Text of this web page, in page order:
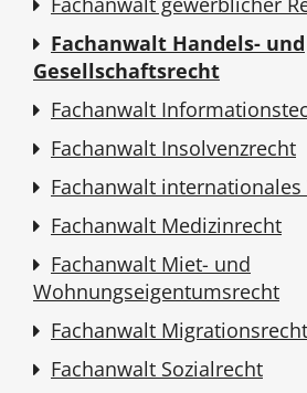
Fachanwalt Handels- und
Gesellschaftsrecht
Fachanwalt
Fachanwalt Insolvenzrecht
Fachanwalt
Fachanwalt Medizinrecht
Fachanwalt Miet- und
Wohnungseigentumsrecht
Fachanwalt Migrationsrecht
Fachanwalt Sozialrecht